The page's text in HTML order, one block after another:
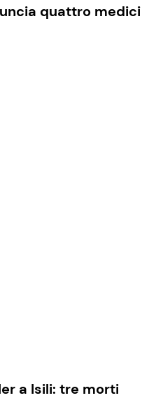
quattro medici
a Isili: tre morti